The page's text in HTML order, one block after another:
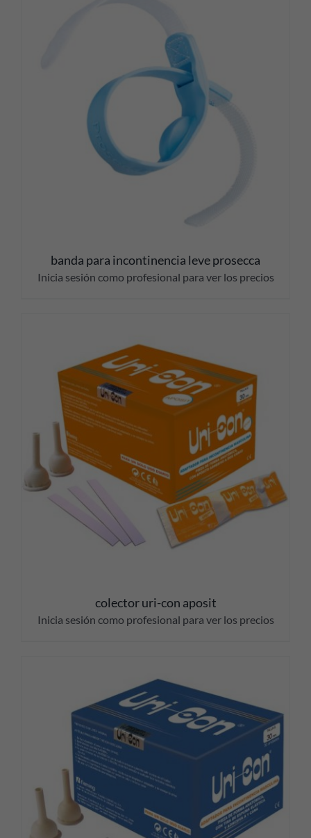
banda para incontinencia leve prosecca
Inicia sesión como profesional para ver los precios
colector uri-con aposit
Inicia sesión como profesional para ver los precios